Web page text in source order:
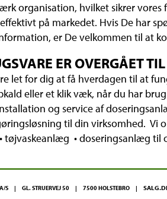
organisation, hvilket sikrer
på markedet. Hvis De har
er De velkommen til at
ER OVERGÅET
let for dig at få hverdagen til at
eller et klik væk, når du har
og service af
til din virksomhed. Vi
tøjvaskeanlæg • doseringsanlæg til
A/S | GL. STRUERVEJ 50 | 7500 HOLSTEBRO |